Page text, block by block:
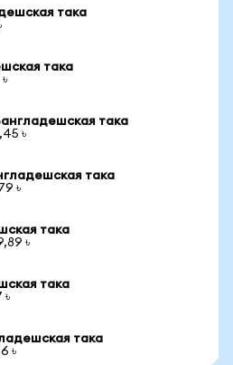
така
така
така
৳
така
৳
така
৳
така
৳
така
৳